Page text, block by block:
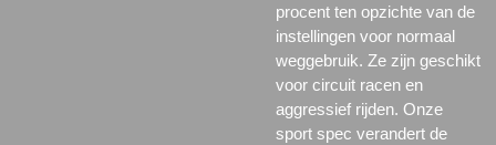
procent ten opzichte van de
instellingen voor normaal
weggebruik. Ze zijn geschikt
voor circuit racen en
aggressief rijden. Onze
sport spec verandert de